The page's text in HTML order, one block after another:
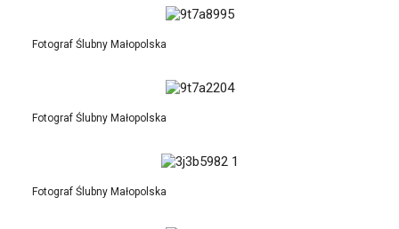
Fotograf Ślubny Małopolska
Fotograf Ślubny Małopolska
Fotograf Ślubny Małopolska